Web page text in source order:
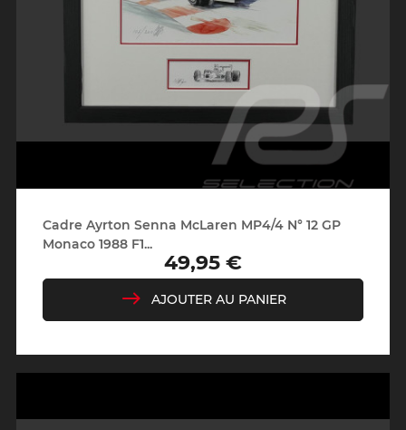
Cadre Ayrton Senna McLaren MP4/4 N° 12 GP
Monaco 1988 F1...
Prix
49,95 €
AJOUTER AU PANIER